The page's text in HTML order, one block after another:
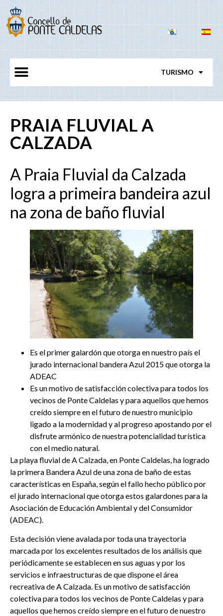
TURISMO
PRAIA FLUVIAL A
CALZADA
A Praia Fluvial da Calzada
logra a primeira bandeira azul
na zona de baño fluvial
Es el primer galardón que otorga en nuestro país el
jurado internacional bandera Azul 2015 que otorga la
ADEAC
Es un motivo de satisfacción colectiva para todos los
vecinos de Ponte Caldelas y para aquellos que hemos
creído siempre en el futuro de nuestro municipio
ligado a la modernidad y al progreso apostando por el
disfrute armónico de nuestra potencialidad turística
con el medio natural.
La playa fluvial de A Calzada, en Ponte Caldelas, ha logrado
la primera Bandera Azul de una zona de baño de estas
características en España, según el fallo hecho público por
el jurado internacional que otorga estos galardones para la
Asociación de Educación Ambiental y del Consumidor
(ADEAC).
Esta decisión viene avalada por toda una trayectoria
marcada por los excelentes resultados de los análisis que
periódicamente se establecen en sus aguas y por los
servicios e infraestructuras de que dispone el área
recreativa de A Calzada. Es un motivo de satisfacción
colectiva para todos los vecinos de Ponte Caldelas y para
aquellos que hemos creído siempre en el futuro de nuestro